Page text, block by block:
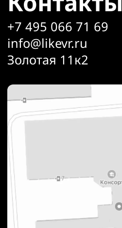
+7 495 066 71 69
info@likevr.ru
Золотая 11к2